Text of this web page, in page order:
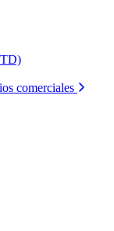
comerciales